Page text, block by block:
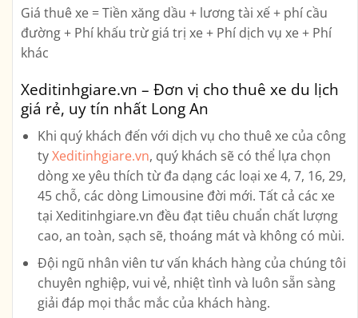
Giá thuê xe = Tiền xăng dầu + lương tài xế + phí cầu
đường + Phí khấu trừ giá trị xe + Phí dịch vụ xe + Phí
khác
Xeditinhgiare.vn – Đơn vị cho thuê xe du lịch
giá rẻ, uy tín nhất Long An
Khi quý khách đến với dịch vụ cho thuê xe của công
tyXeditinhgiare.vn, quý khách sẽ có thể lựa chọn
dòng xe yêu thích từ đa dạng các loại xe4, 7, 16, 29,
45 chỗ, các dòng Limousine đời mới. Tất cả các xe
tại Xeditinhgiare.vn đều đạt tiêu chuẩn chất lượng
cao, an toàn, sạch sẽ, thoáng mát và không có mùi.
Đội ngũ nhân viên tư vấn khách hàng của chúng tôi
chuyên nghiệp, vui vẻ, nhiệt tình và luôn sẵn sàng
giải đáp mọi thắc mắc của khách hàng.